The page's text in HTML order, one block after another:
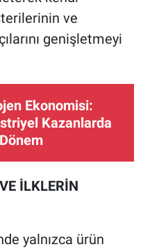
ve
genişletmeyi
Ekonomisi:
Kazanlarda
İLKLERİN
yalnızca ürün